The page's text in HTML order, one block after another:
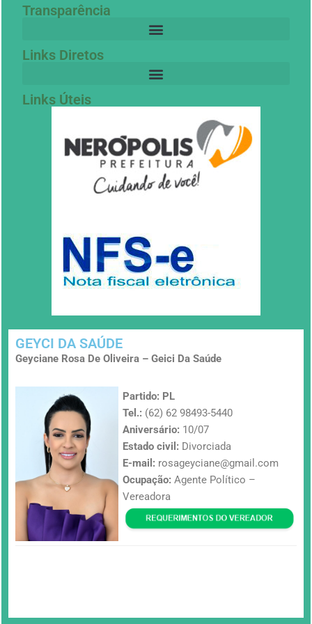
Transparência
Links Diretos
Links Úteis
GEYCI DA SAÚDE
Geyciane Rosa De Oliveira – Geici Da Saúde
Partido: PL
Tel.: (62) 62 98493-5440
Aniversário: 10/07
Estado civil: Divorciada
E-mail: rosageyciane@gmail.com
Ocupação: Agente Político –
Vereadora